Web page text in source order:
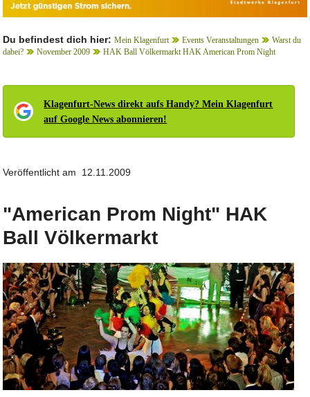
Du befindest dich hier: Mein Klagenfurt Events Veranstaltungen
Warst du
dabei?
November 2009 HAK Ball Völkermarkt HAK American Prom Night
Klagenfurt-News direkt aufs Handy? Mein Klagenfurt
auf Google News abonnieren!
Veröffentlicht am 12.11.2009
"American Prom Night" HAK
Ball Völkermarkt